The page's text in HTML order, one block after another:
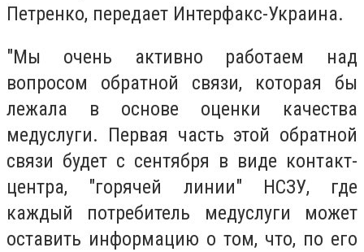
Петренко, передает Интерфакс-Украина.
"Мы очень активно работаем над
вопросом обратной связи, которая бы
лежала в основе оценки качества
медуслуги. Первая часть этой обратной
связи будет с сентября в виде контакт-
центра, "горячей линии" НСЗУ, где
каждый потребитель медуслуги может
оставить информацию о том, что, по его